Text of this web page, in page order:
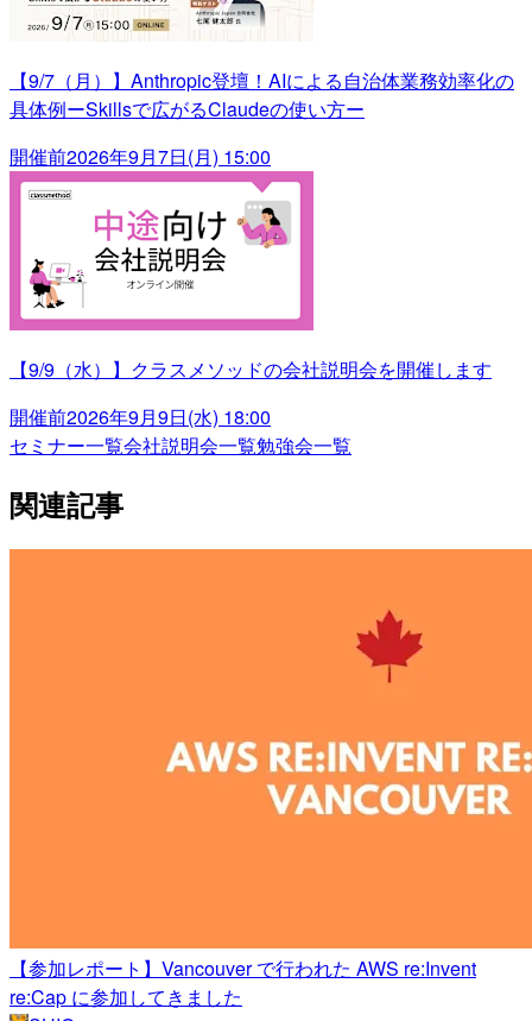
【9/7（月）】Anthropic登壇！AIによる自治体業務効率化の
具体例ーSkillsで広がるClaudeの使い方ー
開催前2026年9月7日(月) 15:00
【9/9（水）】クラスメソッドの会社説明会を開催します
開催前2026年9月9日(水) 18:00
セミナー一覧会社説明会一覧勉強会一覧
関連記事
【参加レポート】Vancouver で行われた AWS re:Invent
re:Cap に参加してきました